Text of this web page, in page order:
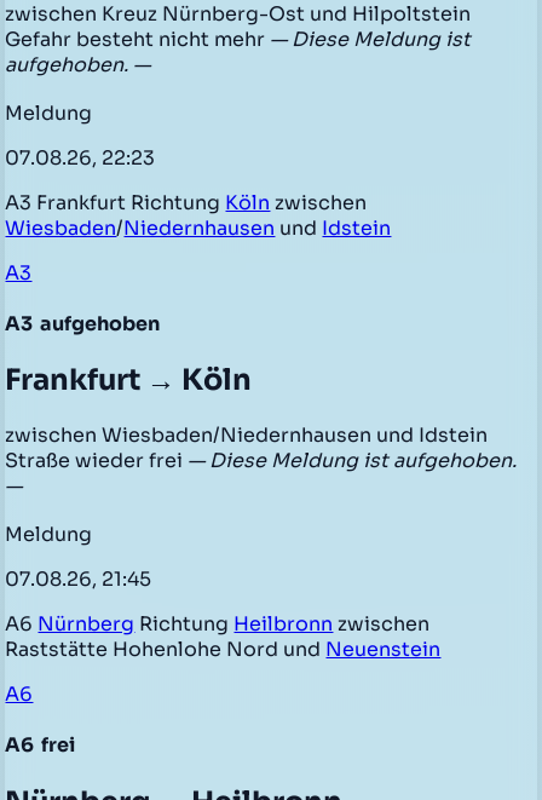
zwischen Kreuz Nürnberg-Ost und Hilpoltstein
Gefahr besteht nicht mehr — Diese Meldung ist
aufgehoben. —
Meldung
07.08.26, 22:23
A3 Frankfurt Richtung Köln zwischen
Wiesbaden/Niedernhausen und Idstein
A3
A3 aufgehoben
Frankfurt → Köln
zwischen Wiesbaden/Niedernhausen und Idstein
Straße wieder frei — Diese Meldung ist aufgehoben.
—
Meldung
07.08.26, 21:45
A6 Nürnberg Richtung Heilbronn zwischen
Raststätte Hohenlohe Nord und Neuenstein
A6
A6 frei